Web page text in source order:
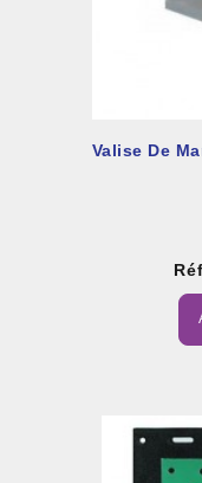
Valise De